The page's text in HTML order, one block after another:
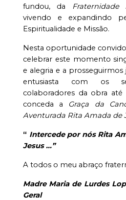
fundou, da Fraternidade
vivendo e expandindo
Espiritualidade e Missão.
Nesta oportunidade
celebrar este momento
e alegria e a
entusiasta com os
colaboradores da obra
conceda a Graça da
Aventurada Rita Amada de
“ Intercede por nós Rita
Jesus …”
A todos o meu abraço
Madre Maria de Lurdes
Geral